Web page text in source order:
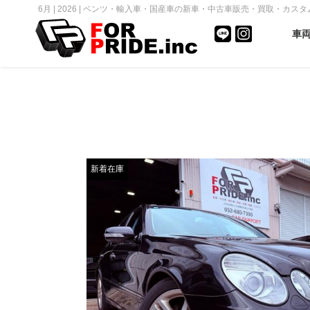
6月 | 2026 | ベンツ・輸入車・国産車の新車・中古車販売・買取・カス
車
新着在庫